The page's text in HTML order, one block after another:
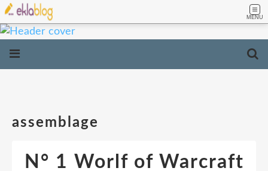
MENU
assemblage
N° 1 Worlf of Warcraft